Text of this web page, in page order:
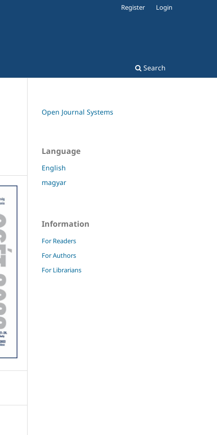
Search
Register Login
Open Journal Systems
Language
English
magyar
Information
For Readers
For Authors
For Librarians